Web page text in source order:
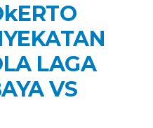
LAGA
VS